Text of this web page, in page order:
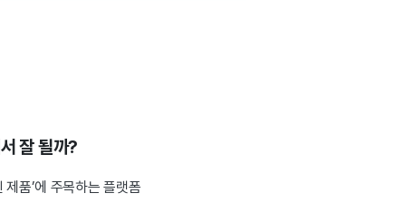
잘 될까?
제품’에 주목하는 플랫폼